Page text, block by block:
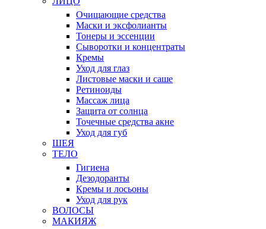
Очищающие средства
Маски и эксфолианты
Тонеры и эссенции
Сыворотки и концентраты
Кремы
Уход для глаз
Листовые маски и саше
Ретиноиды
Массаж лица
Защита от солнца
Точечные средства акне
Уход для губ
ШЕЯ
ТЕЛО
Гигиена
Дезодоранты
Кремы и лосьоны
Уход для рук
ВОЛОСЫ
МАКИЯЖ